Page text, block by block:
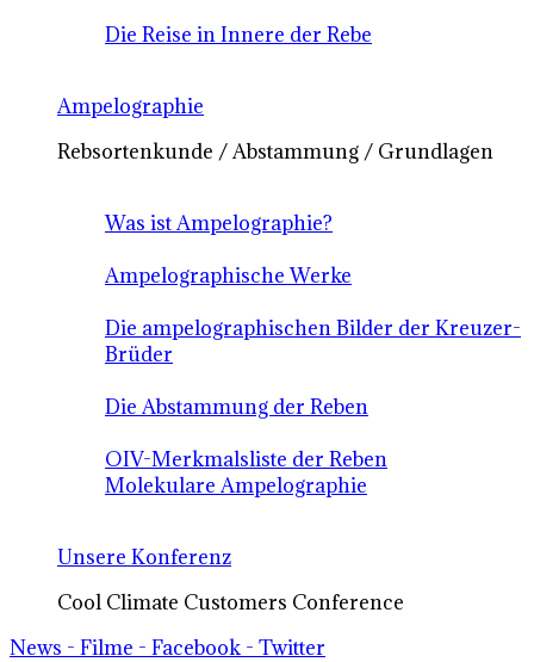
Die Reise in Innere der Rebe
Ampelographie
Rebsortenkunde / Abstammung / Grundlagen
Was ist Ampelographie?
Ampelographische Werke
Die ampelographischen Bilder der Kreuzer-
Brüder
Die Abstammung der Reben
OIV-Merkmalsliste der Reben
Molekulare Ampelographie
Unsere Konferenz
Cool Climate Customers Conference
News - Filme - Facebook - Twitter